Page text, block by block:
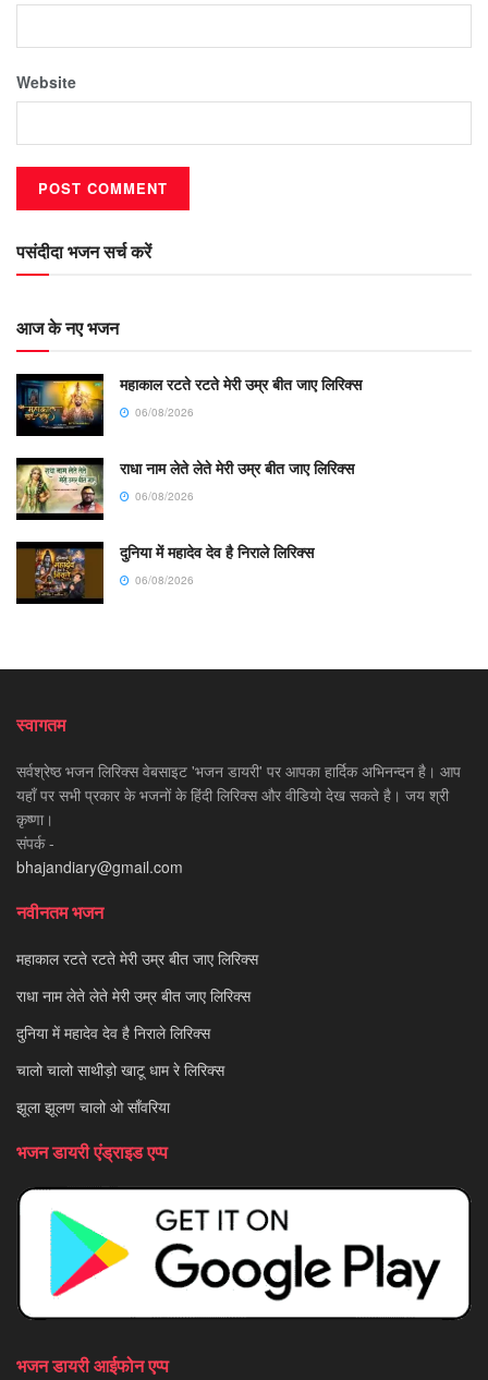
Website
पसंदीदा भजन सर्च करें
आज के नए भजन
महाकाल रटते रटते मेरी उम्र बीत जाए लिरिक्स
06/08/2026
राधा नाम लेते लेते मेरी उम्र बीत जाए लिरिक्स
06/08/2026
दुनिया में महादेव देव है निराले लिरिक्स
06/08/2026
स्वागतम
सर्वश्रेष्ठ भजन लिरिक्स वेबसाइट 'भजन डायरी' पर आपका हार्दिक अभिनन्दन है। आप
यहाँ पर सभी प्रकार के भजनों के हिंदी लिरिक्स और वीडियो देख सकते है। जय श्री
कृष्णा।
संपर्क -
bhajandiary@gmail.com
नवीनतम भजन
महाकाल रटते रटते मेरी उम्र बीत जाए लिरिक्स
राधा नाम लेते लेते मेरी उम्र बीत जाए लिरिक्स
दुनिया में महादेव देव है निराले लिरिक्स
चालो चालो साथीड़ो खाटू धाम रे लिरिक्स
झूला झूलण चालो ओ साँवरिया
भजन डायरी एंड्राइड एप्प
भजन डायरी आईफोन एप्प